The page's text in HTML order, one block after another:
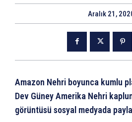
Aralık 21,
Amazon Nehri boyunca kumlu
Dev Güney Amerika Nehri
görüntüsü sosyal medyada